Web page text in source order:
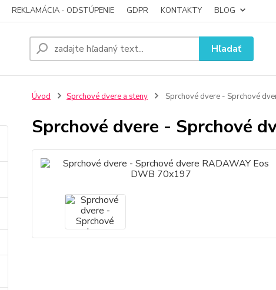
REKLAMÁCIA - ODSTÚPENIE GDPR KONTAKTY BLOG
Hľadať
Úvod Sprchové dvere a steny Sprchové dvere - Sprchové
Sprchové dvere - Sprchové